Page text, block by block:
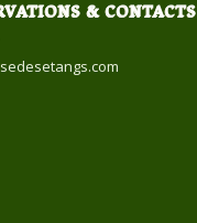
& CONTACTS